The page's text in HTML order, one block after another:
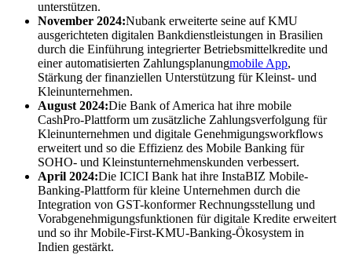
unterstützen.
November 2024:Nubank erweiterte seine auf KMU
ausgerichteten digitalen Bankdienstleistungen in Brasilien
durch die Einführung integrierter Betriebsmittelkredite und
einer automatisierten Zahlungsplanungmobile App,
Stärkung der finanziellen Unterstützung für Kleinst- und
Kleinunternehmen.
August 2024:Die Bank of America hat ihre mobile
CashPro-Plattform um zusätzliche Zahlungsverfolgung für
Kleinunternehmen und digitale Genehmigungsworkflows
erweitert und so die Effizienz des Mobile Banking für
SOHO- und Kleinstunternehmenskunden verbessert.
April 2024:Die ICICI Bank hat ihre InstaBIZ Mobile-
Banking-Plattform für kleine Unternehmen durch die
Integration von GST-konformer Rechnungsstellung und
Vorabgenehmigungsfunktionen für digitale Kredite erweitert
und so ihr Mobile-First-KMU-Banking-Ökosystem in
Indien gestärkt.